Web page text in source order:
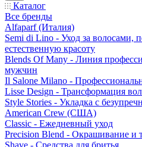
Каталог
Все бренды
Alfaparf (Италия)
Semi di Lino - Уход за волосами,
естественную красоту
Blends Of Many - Линия
мужчин
Il Salone Milano -
Lisse Design - Трансформация
Style Stories - Укладка с
American Crew (США)
Classic - Ежедневный уход
Precision Blend - Окрашивание и
Shave - Средства для бритья